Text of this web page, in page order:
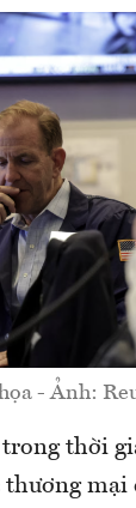
- Ảnh:
thời
thương mại